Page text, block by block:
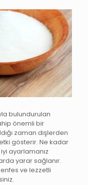
bulundurulan
önemli bir
zaman dişlerden
gösterir. Ne kadar
iyi ayarlamanız
yarar sağlanır.
ve lezzetli